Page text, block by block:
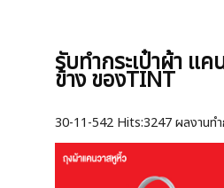
รับทำกระเป๋าผ้า แค
ข้าง ของTINT
30-11-542 Hits:3247 ผลงานทำ